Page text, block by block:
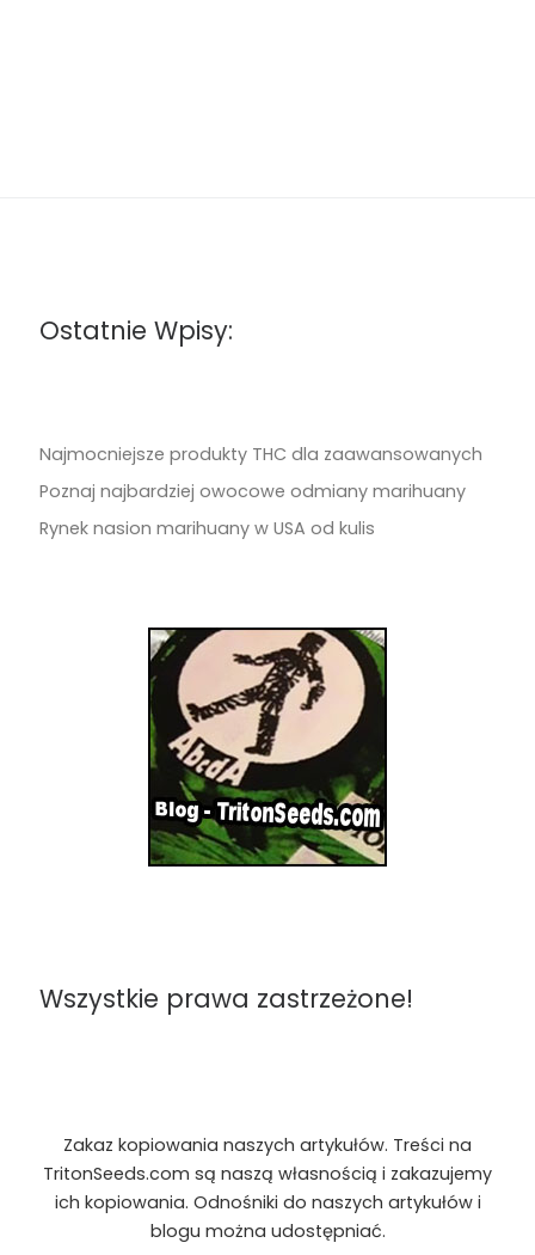
Ostatnie Wpisy:
Najmocniejsze produkty THC dla zaawansowanych
Poznaj najbardziej owocowe odmiany marihuany
Rynek nasion marihuany w USA od kulis
Wszystkie prawa zastrzeżone!
Zakaz kopiowania naszych artykułów. Treści na
TritonSeeds.com są naszą własnością i zakazujemy
ich kopiowania. Odnośniki do naszych artykułów i
blogu można udostępniać.